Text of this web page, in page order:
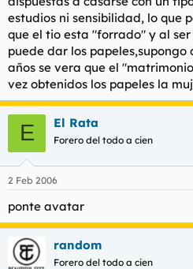
estudios ni sensibilidad, lo que
que el tio esta "forrado" y al ser
puede dar los
años se vera que el
vez obtenidos los papeles la
E El Rata
Forero del todo a cien
2 Feb 2006
ponte avatar
random
Forero del todo a cien